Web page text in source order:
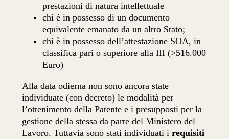
prestazioni di natura intellettuale
chi è in possesso di un documento
equivalente emanato da un altro Stato;
chi è in possesso dell’attestazione SOA, in
classifica pari o superiore alla III (>516.000
Euro)
Alla data odierna non sono ancora state
individuate (con decreto) le modalità per
l’ottenimento della Patente e i presupposti per la
gestione della stessa da parte del Ministero del
Lavoro. Tuttavia sono stati individuati irequisiti